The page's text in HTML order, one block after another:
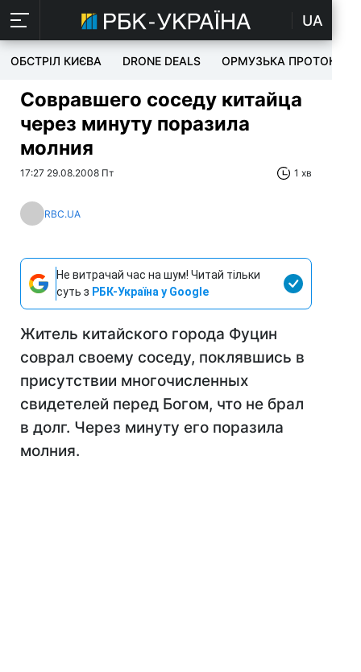
UA
ОБСТРІЛ КИЄВА DRONE DEALS ОРМУЗЬКА ПРОТОКА
Совравшего соседу китайца
через минуту поразила
молния
17:27 29.08.2008 Пт 1 хв
RBC.UA
Не витрачай час на шум! Читай тільки
суть з РБК-Україна у Google
Житель китайского города Фуцин
соврал своему соседу, поклявшись в
присутствии многочисленных
свидетелей перед Богом, что не брал
в долг. Через минуту его поразила
молния.